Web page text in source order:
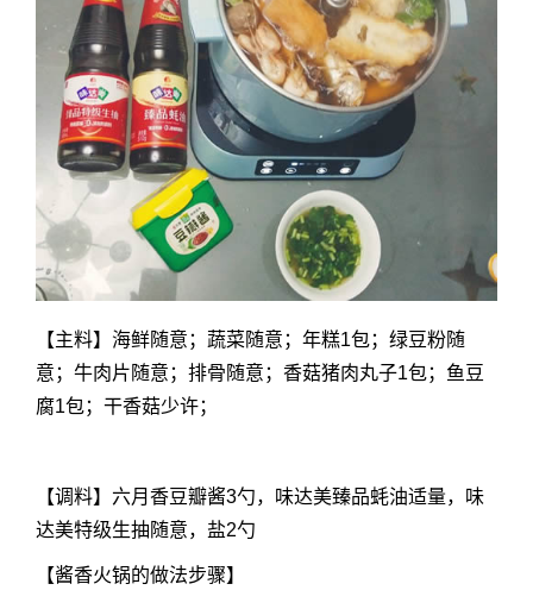
【主料】海鲜随意；蔬菜随意；年糕1包；绿豆粉随
意；牛肉片随意；排骨随意；香菇猪肉丸子1包；鱼豆
腐1包；干香菇少许；
【调料】六月香豆瓣酱3勺，味达美臻品蚝油适量，味
达美特级生抽随意，盐2勺
【酱香火锅的做法步骤】